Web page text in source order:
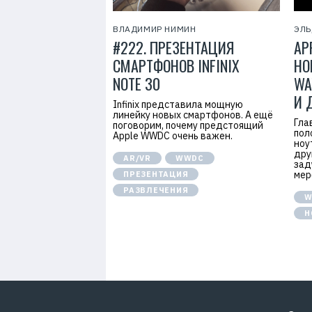
ВЛАДИМИР НИМИН
#222. ПРЕЗЕНТАЦИЯ
СМАРТФОНОВ INFINIX
NOTE 30
Infinix представила мощную
линейку новых смартфонов. А ещё
поговорим, почему предстоящий
Apple WWDC очень важен.
AR/VR
WWDC
ПРЕЗЕНТАЦИЯ
РАЗВЛЕЧЕНИЯ
И